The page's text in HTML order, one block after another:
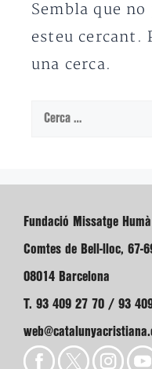
Sembla que
esteu cercant.
una cerca.
Cerca:
Fundació Missatge
Comtes de Bell-lloc, 67-
08014 Barcelona
T. 93 409 27 70 / 93